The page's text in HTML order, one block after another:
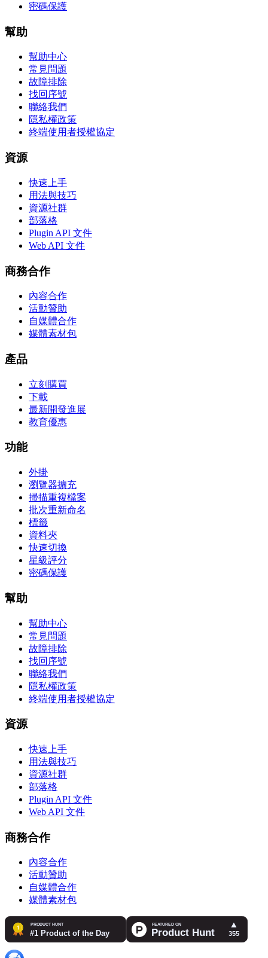
密碼保護
幫助
幫助中心
常見問題
故障排除
找回序號
聯絡我們
隱私權政策
終端使用者授權協定
資源
快速上手
用法與技巧
資源社群
部落格
Plugin API 文件
Web API 文件
商務合作
內容合作
活動贊助
自媒體合作
媒體素材包
產品
立刻購買
下載
最新開發進展
教育優惠
功能
外掛
瀏覽器擴充
掃描重複檔案
批次重新命名
標籤
資料夾
快速切換
星級評分
密碼保護
幫助
幫助中心
常見問題
故障排除
找回序號
聯絡我們
隱私權政策
終端使用者授權協定
資源
快速上手
用法與技巧
資源社群
部落格
Plugin API 文件
Web API 文件
商務合作
內容合作
活動贊助
自媒體合作
媒體素材包